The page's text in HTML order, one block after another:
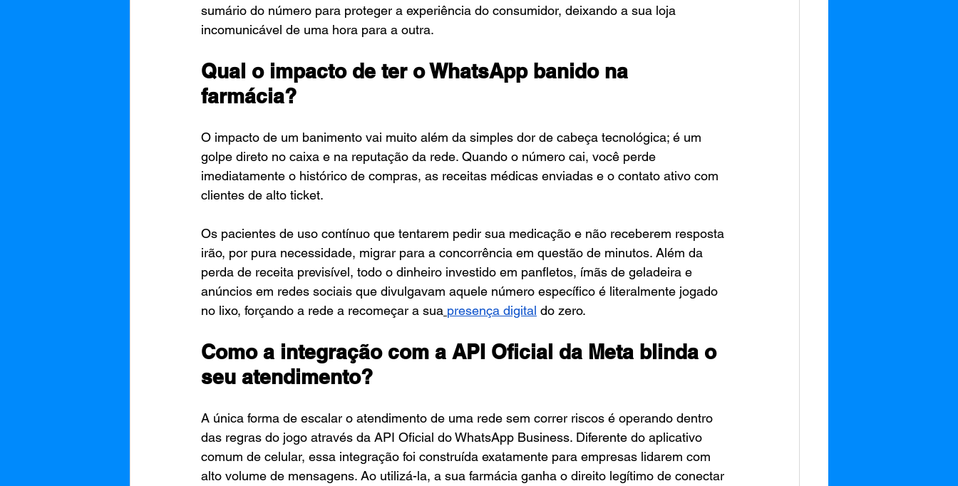
sumário do número para proteger a experiência do consumidor, deixando a sua loja
incomunicável de uma hora para a outra.
Qual o impacto de ter o WhatsApp banido na
farmácia?
O impacto de um banimento vai muito além da simples dor de cabeça tecnológica; é um
golpe direto no caixa e na reputação da rede. Quando o número cai, você perde
imediatamente o histórico de compras, as receitas médicas enviadas e o contato ativo com
clientes de alto ticket.
Os pacientes de uso contínuo que tentarem pedir sua medicação e não receberem resposta
irão, por pura necessidade, migrar para a concorrência em questão de minutos. Além da
perda de receita previsível, todo o dinheiro investido em panfletos, ímãs de geladeira e
anúncios em redes sociais que divulgavam aquele número específico é literalmente jogado
no lixo, forçando a rede a recomeçar a sua presença digital do zero.
Como a integração com a API Oficial da Meta blinda o
seu atendimento?
A única forma de escalar o atendimento de uma rede sem correr riscos é operando dentro
das regras do jogo através da API Oficial do WhatsApp Business. Diferente do aplicativo
comum de celular, essa integração foi construída exatamente para empresas lidarem com
alto volume de mensagens. Ao utilizá-la, a sua farmácia ganha o direito legítimo de conectar